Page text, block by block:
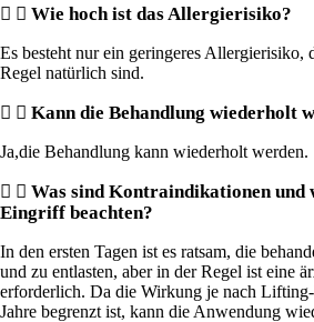
Wie hoch ist das Allergierisiko?
Es besteht nur ein geringeres Allergierisiko,
Regel natürlich sind.
Kann die Behandlung wiederholt
Ja,die Behandlung kann wiederholt werden.
Was sind Kontraindikationen und
Eingriff beachten?
In den ersten Tagen ist es ratsam, die
und zu entlasten, aber in der Regel ist eine
erforderlich. Da die Wirkung je nach
Jahre begrenzt ist, kann die Anwendung